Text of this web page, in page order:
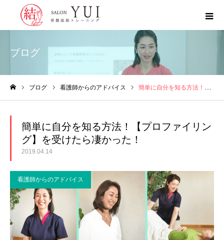
ブログ
ブログ 看護師からのアドバイス 簡単に自分を知る方法！【プロファイリング】を受けたら凄かった！
簡単に自分を知る方法！【プロファイリン
グ】を受けたら凄かった！
2019.04.14
看護師からのアドバイス